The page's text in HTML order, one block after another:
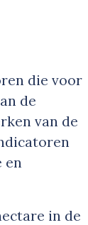
die voor
de
van de
en
in de